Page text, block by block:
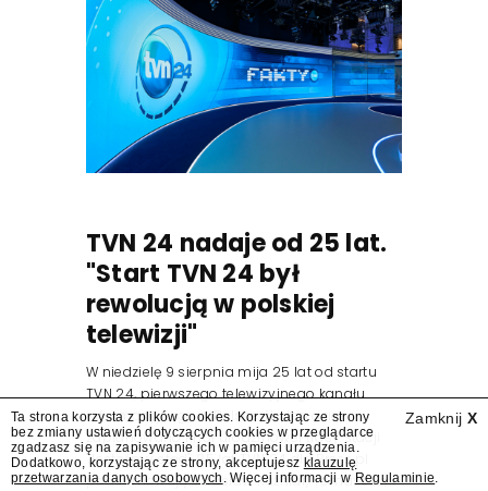
TVN 24 nadaje od 25 lat.
"Start TVN 24 był
rewolucją w polskiej
telewizji"
W niedzielę 9 sierpnia mija 25 lat od startu
TVN 24, pierwszego telewizyjnego kanału
informacyjnego w Polsce. Na ten dzień
zaplanowano finał urodzinowej trasy stacji
"Jesteśmy stąd". 25 lat TVN 24 dla Press.pl
podsumowują Jarosław Kuźniar, Tomasz Lis i
Zamknij X
Ta strona korzysta z plików cookies. Korzystając ze strony
bez zmiany ustawień dotyczących cookies w przeglądarce
zgadzasz się na zapisywanie ich w pamięci urządzenia.
Dodatkowo, korzystając ze strony, akceptujesz klauzulę
przetwarzania danych osobowych . Więcej informacji w Regulaminie.